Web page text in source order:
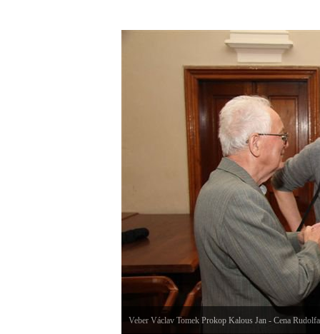
Veber Václav Tomek Prokop Kalous Jan - Cena